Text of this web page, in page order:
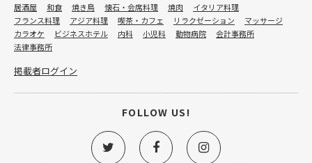
居酒屋 和食 焼き鳥 懐石・会席料理 焼肉
イタリア料理
フランス料理
アジア料理 喫茶・カフェ リラクゼーション
マッサージ
カラオケ
ビジネスホテル 内科 小児科 動物病院
会計事務所
法律事務所
掲載者ログイン
FOLLOW US!